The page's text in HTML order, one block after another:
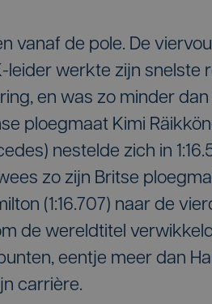
vanaf de pole. De
werkte zijn snelste
en was zo minder
ploegmaat Kimi
nestelde zich in
zo zijn Britse
(1:16.707) naar de
de wereldtitel
eentje meer dan
carrière.